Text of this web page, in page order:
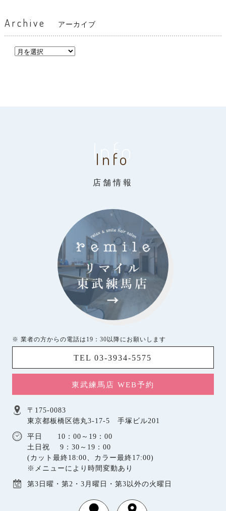
Archive アーカイブ
Info
Info
店舗情報
※ 業者の方からの電話は19：30以降にお願いします
TEL 03-3934-5575
東武練馬店 WEB予約
〒175-0083
東京都板橋区徳丸3-17-5 手塚ビル201
平日 10：00～19：00
土日祝 9：30～19：00
(カット最終18:00、カラー最終17:00)
※メニューにより時間変動あり
第3日曜・第2・3月曜日・第3以外の火曜日